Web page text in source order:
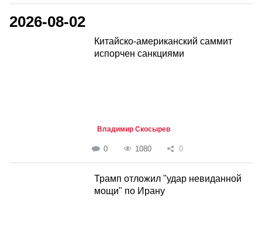
2026-08-02
Китайско-американский саммит
испорчен санкциями
Владимир Скосырев
0 1080 0
Трамп отложил "удар невиданной
мощи" по Ирану